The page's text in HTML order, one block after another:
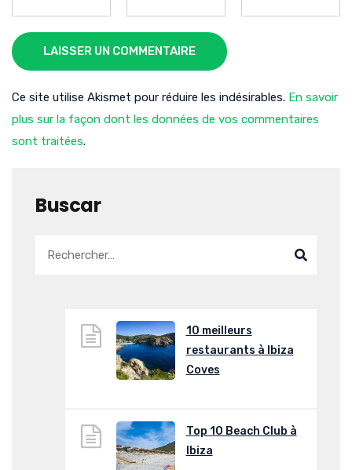
LAISSER UN COMMENTAIRE
Ce site utilise Akismet pour réduire les indésirables. En savoir
plus sur la façon dont les données de vos commentaires
sont traitées.
Buscar
10 meilleurs
restaurants à Ibiza
Coves
Top 10 Beach Club à
Ibiza